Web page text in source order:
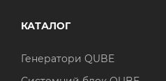
КАТАЛОГ
Генератори QUBE